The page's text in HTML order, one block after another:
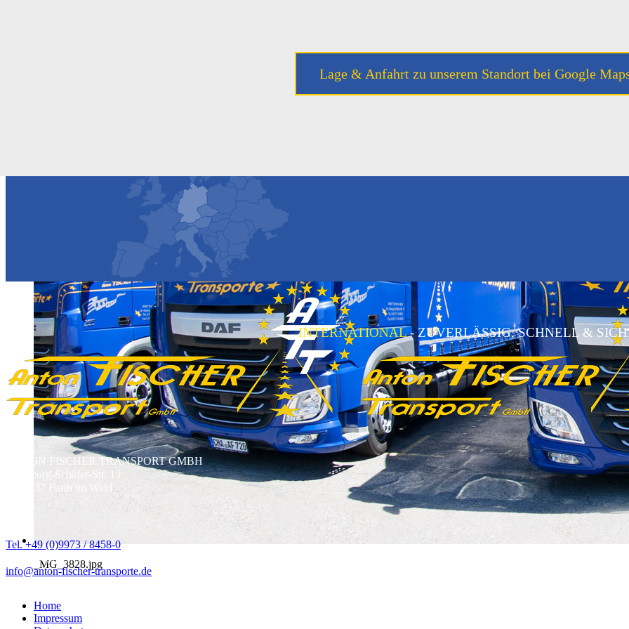
_MG_3828.jpg
Lage & Anfahrt zu unserem Standort bei Google
INTERNATIONAL - ZUVERLÄSSIG, SCHNELL &
ANTON FISCHER TRANSPORT GMBH
Dr.-Georg-Schäfer-Str. 13
D-93437 Furth im Wald
Tel. +49 (0)9973 / 8458-0
Fax +49 (0)9973 / 8458-20
info@anton-fischer-transporte.de
Home
Impressum